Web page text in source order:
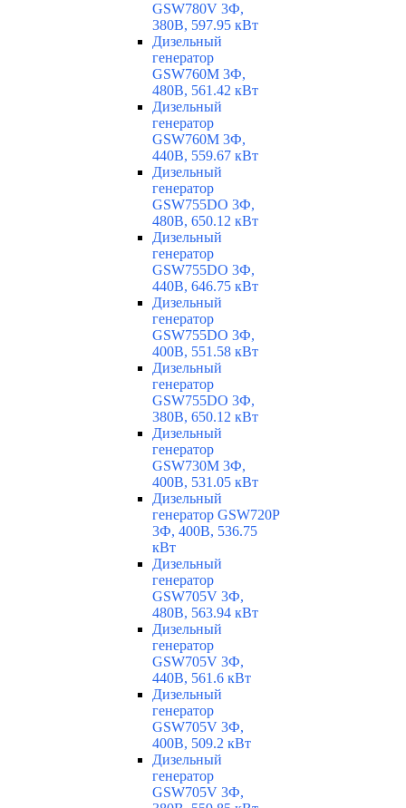
GSW780V 3Ф,
380В, 597.95 кВт
Дизельный
генератор
GSW760M 3Ф,
480В, 561.42 кВт
Дизельный
генератор
GSW760M 3Ф,
440В, 559.67 кВт
Дизельный
генератор
GSW755DO 3Ф,
480В, 650.12 кВт
Дизельный
генератор
GSW755DO 3Ф,
440В, 646.75 кВт
Дизельный
генератор
GSW755DO 3Ф,
400В, 551.58 кВт
Дизельный
генератор
GSW755DO 3Ф,
380В, 650.12 кВт
Дизельный
генератор
GSW730M 3Ф,
400В, 531.05 кВт
Дизельный
генератор GSW720P
3Ф, 400В, 536.75
кВт
Дизельный
генератор
GSW705V 3Ф,
480В, 563.94 кВт
Дизельный
генератор
GSW705V 3Ф,
440В, 561.6 кВт
Дизельный
генератор
GSW705V 3Ф,
400В, 509.2 кВт
Дизельный
генератор
GSW705V 3Ф,